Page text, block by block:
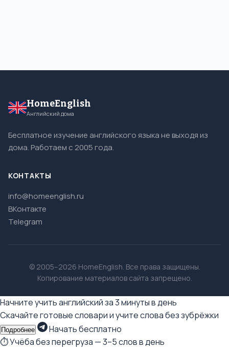
HomeEnglish
Английский дома
Бесплатное изучение английского языка не выходя из
дома. Работаем с 2005 года.
КОНТАКТЫ
info@homeenglish.ru
ВКонтакте
Telegram
© 2005–2026 HomeEnglish. Все права защищены.
Копирование материалов сайта запрещено.
Начните учить английский за 3 минуты в день
Скачайте готовые словари и учите слова без зубрёжки
Подробнее
Начать бесплатно
⏱ Учёба без перегруза — 3–5 слов в день